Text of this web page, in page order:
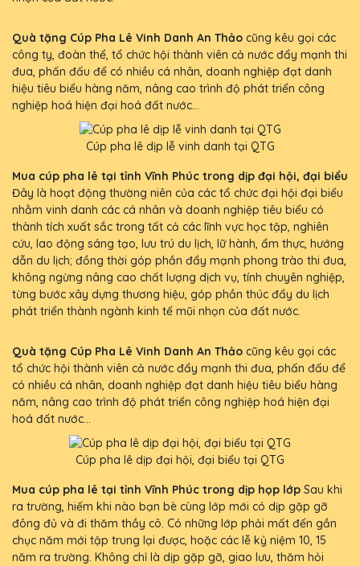
Quà tặng Cúp Pha Lê Vinh Danh An Thảo cũng kêu gọi các
công ty, đoàn thể, tổ chức hội thành viên cả nước đẩy mạnh thi
đua, phấn đấu để có nhiều cá nhân, doanh nghiệp đạt danh
hiệu tiêu biểu hàng năm, nâng cao trình độ phát triển công
nghiệp hoá hiện đại hoá đất nước...
Cúp pha lê dịp lễ vinh danh tại QTG
Mua cúp pha lê tại tỉnh Vĩnh Phúc trong dịp đại hội, đại biểu
Đây là hoạt động thường niên của các tổ chức đại hội đại biểu
nhằm vinh danh các cá nhân và doanh nghiệp tiêu biểu có
thành tích xuất sắc trong tất cả các lĩnh vực học tập, nghiên
cứu, lao động sáng tạo, lưu trú du lịch, lữ hành, ẩm thực, hướng
dẫn du lịch; đồng thời góp phần đẩy mạnh phong trào thi đua,
không ngừng nâng cao chất lượng dịch vụ, tính chuyên nghiệp,
từng bước xây dựng thương hiệu, góp phần thúc đẩy du lịch
phát triển thành ngành kinh tế mũi nhọn của đất nước.
Quà tặng Cúp Pha Lê Vinh Danh An Thảo cũng kêu gọi các
tổ chức hội thành viên cả nước đẩy mạnh thi đua, phấn đấu để
có nhiều cá nhân, doanh nghiệp đạt danh hiệu tiêu biểu hàng
năm, nâng cao trình độ phát triển công nghiệp hoá hiện đại
hoá đất nước...
Cúp pha lê dịp đại hội, đại biểu tại QTG
Mua cúp pha lê tại tỉnh Vĩnh Phúc trong dịp họp lớp Sau khi
ra trường, hiếm khi nào bạn bè cùng lớp mới có dịp gặp gỡ
đông đủ và đi thăm thầy cô. Có những lớp phải mất đến gần
chục năm mới tập trung lại được, hoặc các lễ kỷ niệm 10, 15
năm ra trường. Không chỉ là dịp gặp gỡ, giao lưu, thăm hỏi